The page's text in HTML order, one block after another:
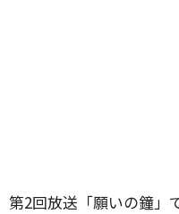
第2回放送「願いの鐘」